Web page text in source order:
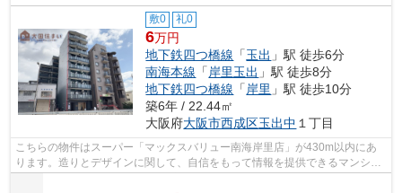
敷0 礼0
6万円
地下鉄四つ橋線 「玉出 」駅 徒歩6分
南海本線 「 岸里玉出 」駅 徒歩8分
地下鉄四つ橋線 「 岸里 」駅 徒歩10分
築6年 / 22.44㎡
大阪府大阪市西成区玉出中 １丁目
こちらの物件はスーパー「マックスバリュー南海岸里店」が430m以内にあ
ります。造りとデザインに関して、自信をもって情報を提供できるマンショ
ンです。築4年の築浅物件。共用部には敷...